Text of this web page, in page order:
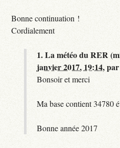
Bonne continuation !
Cordialement
1.La météo du RER
janvier 2017, 19:14,
Bonsoir et merci
Ma base contient 34780
Bonne année 2017